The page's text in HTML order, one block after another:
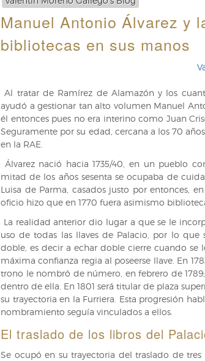
navegación
Manuel Antonio Álvarez y
bibliotecas en sus manos
Al tratar de Ramírez de Alamazón y los
ayudó a gestionar tan alto volumen Manuel
él entonces pues no era interino como Juan
Seguramente por su edad, cercana a los 70
en la RAE.
Álvarez nació hacia 1735/40, en un pueblo
mitad de los años sesenta se ocupaba de
Luisa de Parma, casados justo por entonces,
oficio hizo que en 1770 fuera asimismo
La realidad anterior dio lugar a que se le
uso de todas las llaves de Palacio, por lo
doble, es decir a echar doble cierre cuando se
máxima confianza regia al poseerse llave. En
trono le nombró de número, en febrero de
dentro de ella. En 1801 será titular de plaza
su trayectoria en la Furriera. Esta progresión
nombramiento seguía vinculados a ellos.
El traslado de los libros del
Se ocupó en su trayectoria del traslado de